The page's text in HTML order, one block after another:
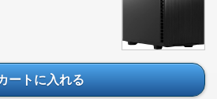
ートに入れる